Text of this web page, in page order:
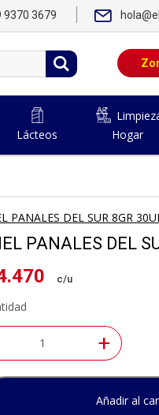
9370 3679
Lácteos
Hogar
PANALES DEL SUR 8GR
PANALES DEL
+
Añadir al